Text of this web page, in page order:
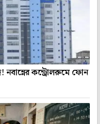
নবান্নের কন্ট্রোলরুমে ফোন